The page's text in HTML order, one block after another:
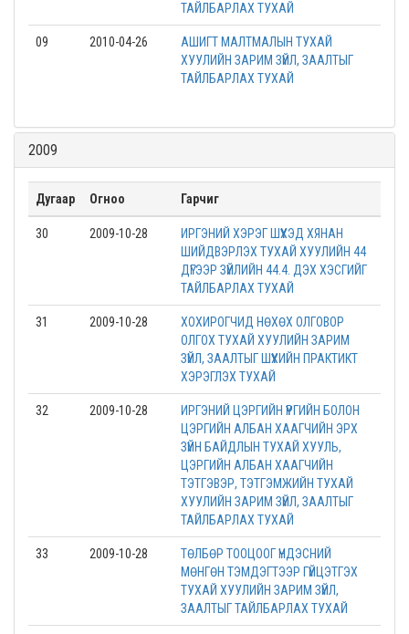
ТАЙЛБАРЛАХ ТУХАЙ
09 2010-04-26
АШИГТ МАЛТМАЛЫН ТУХАЙ
ХУУЛИЙН ЗАРИМ ЗҮЙЛ, ЗААЛТЫГ
ТАЙЛБАРЛАХ ТУХАЙ
2009
Дугаар Огноо Гарчиг
30 2009-10-28
ИРГЭНИЙ ХЭРЭГ ШҮҮХЭД ХЯНАН
ШИЙДВЭРЛЭХ ТУХАЙ ХУУЛИЙН 44
ДҮГЭЭР ЗҮЙЛИЙН 44.4. ДЭХ ХЭСГИЙГ
ТАЙЛБАРЛАХ ТУХАЙ
31 2009-10-28
ХОХИРОГЧИД НӨХӨХ ОЛГОВОР
ОЛГОХ ТУХАЙ ХУУЛИЙН ЗАРИМ
ЗҮЙЛ, ЗААЛТЫГ ШҮҮХИЙН ПРАКТИКТ
ХЭРЭГЛЭХ ТУХАЙ
32 2009-10-28
ИРГЭНИЙ ЦЭРГИЙН ҮҮРГИЙН БОЛОН
ЦЭРГИЙН АЛБАН ХААГЧИЙН ЭРХ
ЗҮЙН БАЙДЛЫН ТУХАЙ ХУУЛЬ,
ЦЭРГИЙН АЛБАН ХААГЧИЙН
ТЭТГЭВЭР, ТЭТГЭМЖИЙН ТУХАЙ
ХУУЛИЙН ЗАРИМ ЗҮЙЛ, ЗААЛТЫГ
ТАЙЛБАРЛАХ ТУХАЙ
33 2009-10-28
ТӨЛБӨР ТООЦООГ ҮНДЭСНИЙ
МӨНГӨН ТЭМДЭГТЭЭР ГҮЙЦЭТГЭХ
ТУХАЙ ХУУЛИЙН ЗАРИМ ЗҮЙЛ,
ЗААЛТЫГ ТАЙЛБАРЛАХ ТУХАЙ